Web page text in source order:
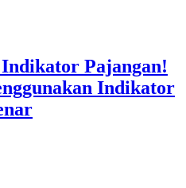
Pajangan!
Indikator